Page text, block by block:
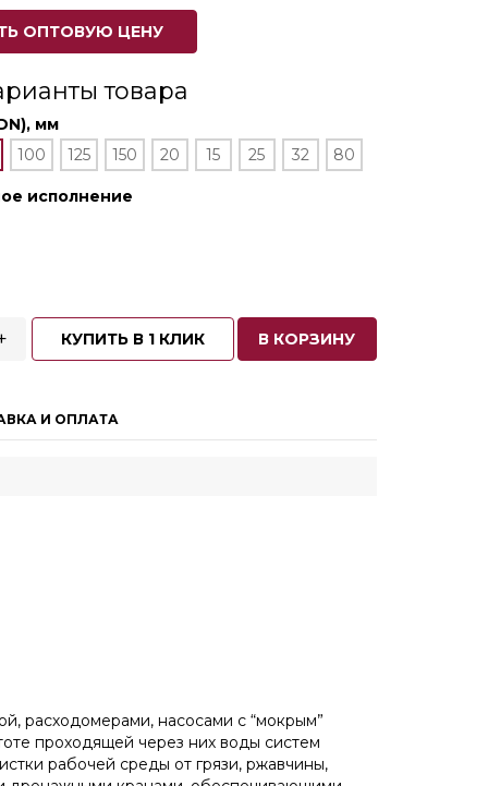
ОПТОВУЮ ЦЕНУ
товара
мм
100 125 150 20 15 25 32 80
исполнение
КУПИТЬ В 1 КЛИК В КОРЗИНУ
И ОПЛАТА
расходомерами, насосами с “мокрым”
проходящей через них воды систем
рабочей среды от грязи, ржавчины,